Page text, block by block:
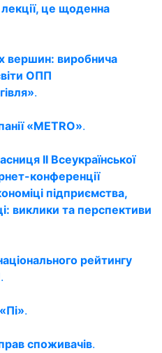
це щоденна
вершин: виробнича
ОПП
.
«METRO».
ІІ Всеукраїнської
конференції
підприємства,
виклики та перспективи
рейтингу
.
.
споживачів.